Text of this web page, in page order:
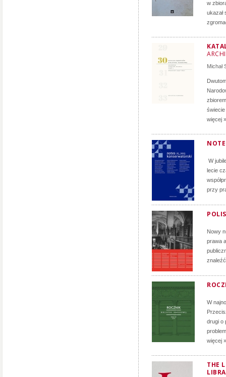
w
ukazał
Michał
więcej »
W
lecie
przy
Nowy
prawa
W
drugi o
więcej »
THE